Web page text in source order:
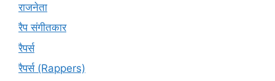
राजनेता
रैप संगीतकार
रैपर्स
रैपर्स (Rappers)